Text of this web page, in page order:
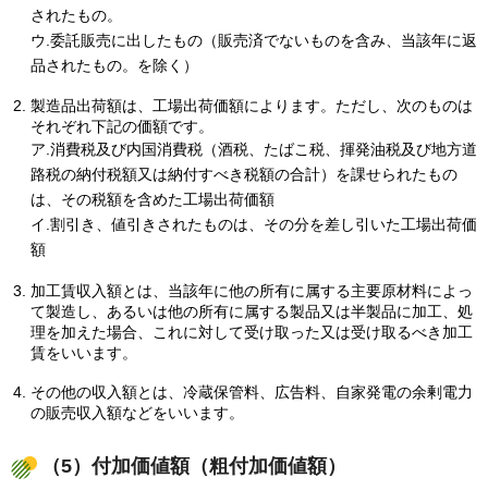
されたもの。
ウ.委託販売に出したもの（販売済でないものを含み、当該年に返
品されたもの。を除く）
製造品出荷額は、工場出荷価額によります。ただし、次のものは
それぞれ下記の価額です。
ア.消費税及び内国消費税（酒税、たばこ税、揮発油税及び地方道
路税の納付税額又は納付すべき税額の合計）を課せられたもの
は、その税額を含めた工場出荷価額
イ.割引き、値引きされたものは、その分を差し引いた工場出荷価
額
加工賃収入額とは、当該年に他の所有に属する主要原材料によっ
て製造し、あるいは他の所有に属する製品又は半製品に加工、処
理を加えた場合、これに対して受け取った又は受け取るべき加工
賃をいいます。
その他の収入額とは、冷蔵保管料、広告料、自家発電の余剰電力
の販売収入額などをいいます。
（5）付加価値額（粗付加価値額）